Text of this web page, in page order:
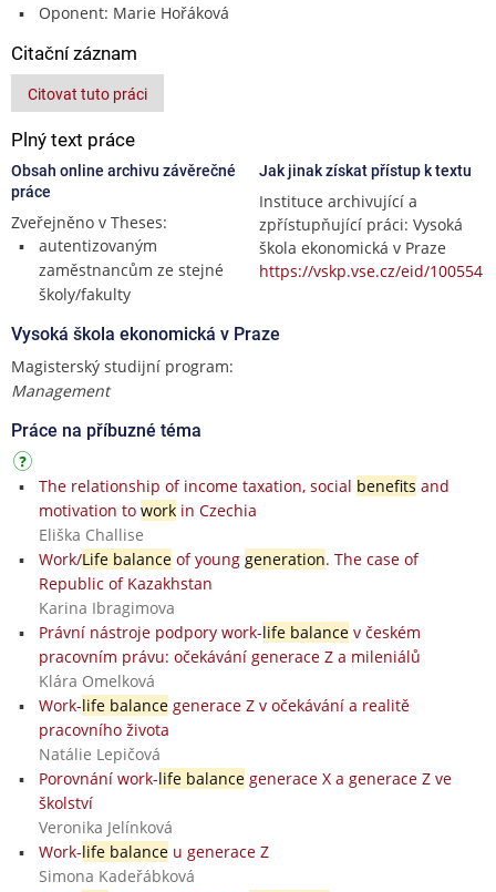
Oponent: Marie Hořáková
Citační záznam
Citovat tuto práci
Plný text práce
Obsah online archivu závěrečné
práce
Zveřejněno v Theses:
autentizovaným
zaměstnancům ze stejné
školy/fakulty
Jak jinak získat přístup k textu
Instituce archivující a
zpřístupňující práci: Vysoká
škola ekonomická v Praze
https://vskp.vse.cz/eid/100554
Vysoká škola ekonomická v Praze
Magisterský studijní program:
Management
Práce na příbuzné téma
The relationship of income taxation, social benefits and
motivation to workin Czechia
Eliška Challise
Work/Life balanceof young generation. The case of
Republic of Kazakhstan
Karina Ibragimova
Právní nástroje podpory work-life balancev českém
pracovním právu: očekávání generace Z a mileniálů
Klára Omelková
Work-life balancegenerace Z v očekávání a realitě
pracovního života
Natálie Lepičová
Porovnání work-life balancegenerace X a generace Z ve
školství
Veronika Jelínková
Work-life balanceu generace Z
Simona Kadeřábková